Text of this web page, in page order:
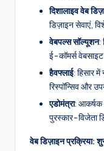
दिशालाइव वेब
डिज़ाइन सेवाएं,
वेबपल्स सॉल्यूशन:
ई-कॉमर्स
हैवफ्लाई: हिसार
रिस्पॉन्सिव और
एडोमंत्रा:
पुरस्कार-विजेता
वेब डिज़ाइन